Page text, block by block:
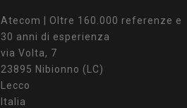
Atecom | Oltre 160.000 referenze e
30 anni di esperienza
via Volta, 7
23895 Nibionno (LC)
Lecco
Italia